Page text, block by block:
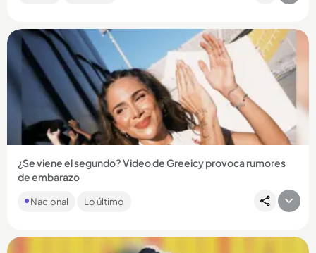
Compartir Noticia
¿Se viene el segundo? Video de Greeicy provoca rumores
de embarazo
La grabación publicada por Mike Bahia provocó gran furor
entre los fanáticos de la pareja, que creen que Kai tendrá un
Nacional Lo último